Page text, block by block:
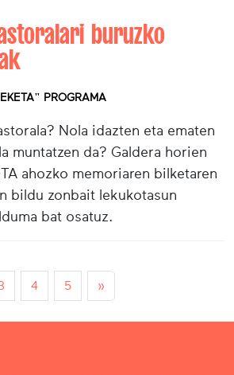
buruzko
PROGRAMA
Nola idazten eta ematen
muntatzen da? Galdera horien
ahozko memoriaren bilketaren
bildu zonbait lekukotasun
bat osatuz.
4 5 »